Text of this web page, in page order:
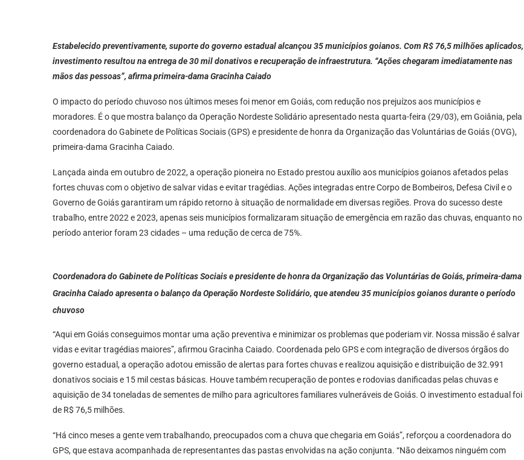
Estabelecido preventivamente, suporte do governo estadual alcançou 35 municípios goianos. Com R$ 76,5 milhões aplicados,
investimento resultou na entrega de 30 mil donativos e recuperação de infraestrutura. “Ações chegaram imediatamente nas
mãos das pessoas”, afirma primeira-dama Gracinha Caiado
O impacto do período chuvoso nos últimos meses foi menor em Goiás, com redução nos prejuízos aos municípios e
moradores. É o que mostra balanço da Operação Nordeste Solidário apresentado nesta quarta-feira (29/03), em Goiânia, pela
coordenadora do Gabinete de Políticas Sociais (GPS) e presidente de honra da Organização das Voluntárias de Goiás (OVG),
primeira-dama Gracinha Caiado.
Lançada ainda em outubro de 2022, a operação pioneira no Estado prestou auxílio aos municípios goianos afetados pelas
fortes chuvas com o objetivo de salvar vidas e evitar tragédias. Ações integradas entre Corpo de Bombeiros, Defesa Civil e o
Governo de Goiás garantiram um rápido retorno à situação de normalidade em diversas regiões. Prova do sucesso deste
trabalho, entre 2022 e 2023, apenas seis municípios formalizaram situação de emergência em razão das chuvas, enquanto no
período anterior foram 23 cidades – uma redução de cerca de 75%.
Coordenadora do Gabinete de Políticas Sociais e presidente de honra da Organização das Voluntárias de Goiás, primeira-dama
Gracinha Caiado apresenta o balanço da Operação Nordeste Solidário, que atendeu 35 municípios goianos durante o período
chuvoso
“Aqui em Goiás conseguimos montar uma ação preventiva e minimizar os problemas que poderiam vir. Nossa missão é salvar
vidas e evitar tragédias maiores”, afirmou Gracinha Caiado. Coordenada pelo GPS e com integração de diversos órgãos do
governo estadual, a operação adotou emissão de alertas para fortes chuvas e realizou aquisição e distribuição de 32.991
donativos sociais e 15 mil cestas básicas. Houve também recuperação de pontes e rodovias danificadas pelas chuvas e
aquisição de 34 toneladas de sementes de milho para agricultores familiares vulneráveis de Goiás. O investimento estadual foi
de R$ 76,5 milhões.
“Há cinco meses a gente vem trabalhando, preocupados com a chuva que chegaria em Goiás”, reforçou a coordenadora do
GPS, que estava acompanhada de representantes das pastas envolvidas na ação conjunta. “Não deixamos ninguém com